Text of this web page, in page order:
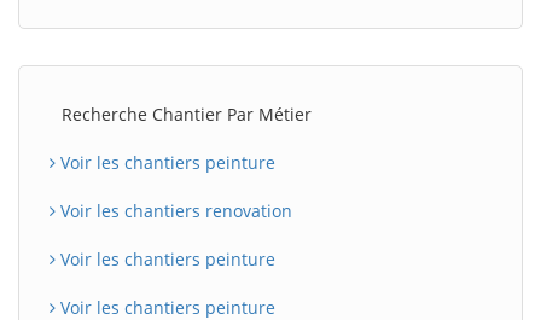
Recherche Chantier Par Métier
Voir les chantiers peinture
Voir les chantiers renovation
Voir les chantiers peinture
Voir les chantiers peinture